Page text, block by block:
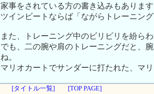
家事をされている方の書き込みもあります
ツインビートならば「ながらトレーニング
また、トレーニング中のビリビリを紛ら
でも、二の腕や肩のトレーニングだと、
ね。
マリオカートでサンダーに打たれた、マ
[タイトル一覧] [TOP PAGE]